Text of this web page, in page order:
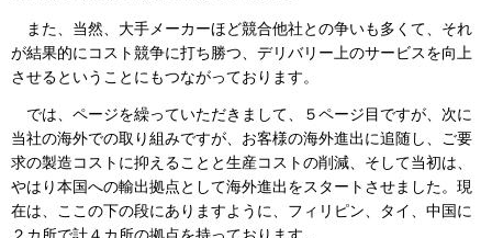
また、当然、大手メーカーほど競合他社との争いも多くて、それ
が結果的にコスト競争に打ち勝つ、デリバリー上のサービスを向上
させるということにもつながっております。
では、ページを繰っていただきまして、５ページ目ですが、次に
当社の海外での取り組みですが、お客様の海外進出に追随し、ご要
求の製造コストに抑えることと生産コストの削減、そして当初は、
やはり本国への輸出拠点として海外進出をスタートさせました。現
在は、ここの下の段にありますように、フィリピン、タイ、中国に